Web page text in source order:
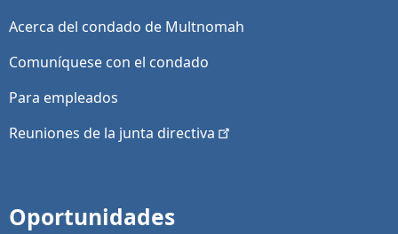
Acerca del condado de Multnomah
Comuníquese con el condado
Para empleados
Reuniones de la junta directiva
Oportunidades